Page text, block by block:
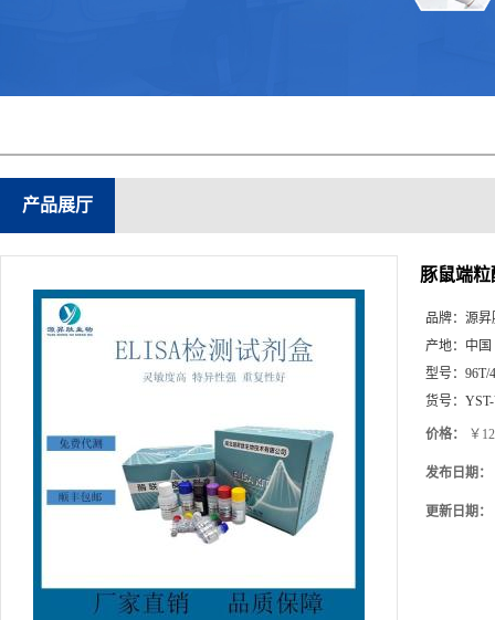
产品展厅
豚鼠端
品牌： 源昇
产地： 中国
型号： 96T/
货号：
价格： ￥
发布日期：
更新日期：